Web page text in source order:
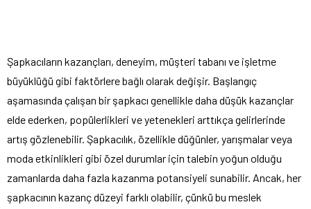
Şapkacıların kazançları, deneyim, müşteri tabanı ve işletme
büyüklüğü gibi faktörlere bağlı olarak değişir. Başlangıç
aşamasında çalışan bir şapkacı genellikle daha düşük kazançlar
elde ederken, popülerlikleri ve yetenekleri arttıkça gelirlerinde
artış gözlenebilir. Şapkacılık, özellikle düğünler, yarışmalar veya
moda etkinlikleri gibi özel durumlar için talebin yoğun olduğu
zamanlarda daha fazla kazanma potansiyeli sunabilir. Ancak, her
şapkacının kazanç düzeyi farklı olabilir, çünkü bu meslek